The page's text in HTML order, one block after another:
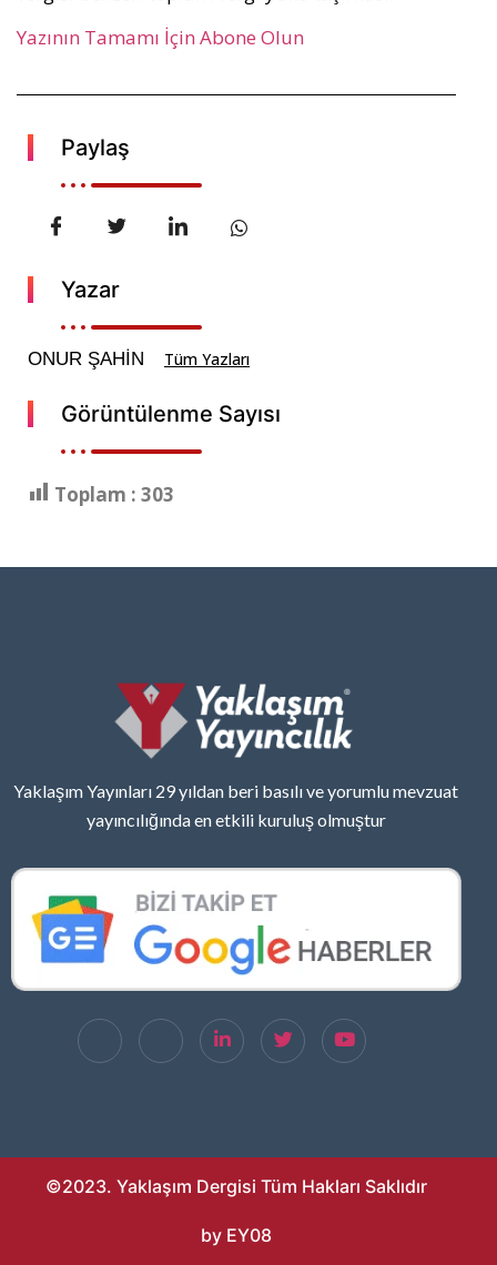
Yazının Tamamı İçin Abone Olun
Paylaş
Yazar
ONUR ŞAHİN Tüm Yazları
Görüntülenme Sayısı
Toplam : 303
Yaklaşım Yayınları 29 yıldan beri basılı ve yorumlu mevzuat
yayıncılığında en etkili kuruluş olmuştur
©2023. Yaklaşım Dergisi Tüm Hakları Saklıdır
by EY08